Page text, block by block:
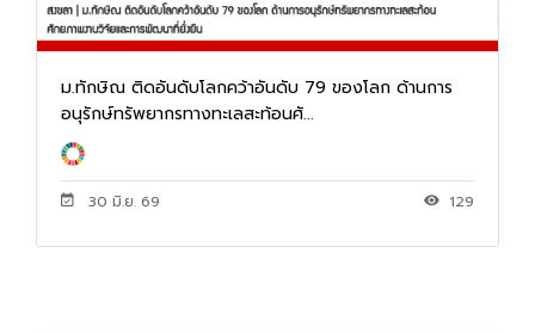
ม.ทักษิณ ติดอันดับโลกคว้าอันดับ 79 ของโลก ด้านการ
อนุรักษ์ทรัพยากรทางทะเลสะท้อนศั...
30 มิ.ย. 69 129